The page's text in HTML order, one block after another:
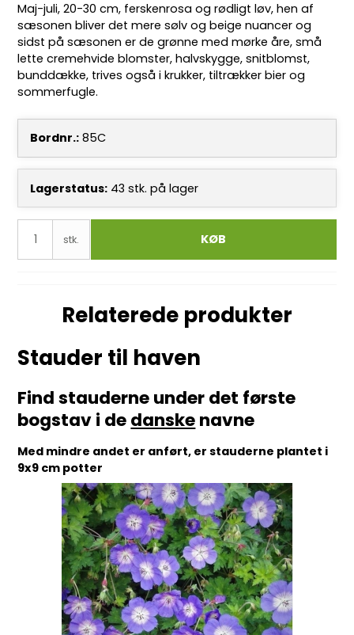
Maj-juli, 20-30 cm, ferskenrosa og rødligt løv, hen af
sæsonen bliver det mere sølv og beige nuancer og
sidst på sæsonen er de grønne med mørke åre, små
lette cremehvide blomster, halvskygge, snitblomst,
bunddække, trives også i krukker, tiltrækker bier og
sommerfugle.
Bordnr.: 85C
Lagerstatus: 43 stk. på lager
stk. KØB
Relaterede produkter
Stauder til haven
Find stauderne under det første
bogstav i dedanskenavne
Med mindre andet er anført, er stauderne plantet i
9x9 cm potter